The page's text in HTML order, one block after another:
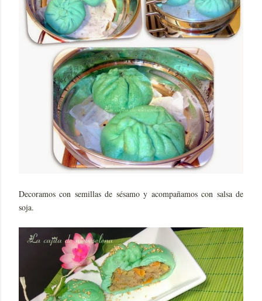
Decoramos con semillas de sésamo y acompañamos con salsa de
soja.